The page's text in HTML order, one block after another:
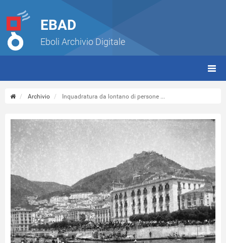
EBAD
Eboli Archivio Digitale
Archivio Inquadratura da lontano di persone ...